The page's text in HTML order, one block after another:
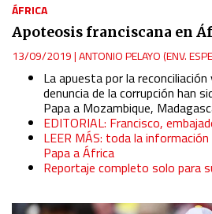
ÁFRICA
Apoteosis franciscana en
13/09/2019|ANTONIO PELAYO (ENV.
La apuesta por la
denuncia de la corrupción han
Papa a Mozambique,
EDITORIAL: Francisco,
LEER MÁS: toda la
Papa a África
Reportaje completo solo para